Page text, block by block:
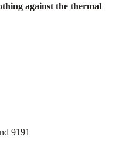
against the thermal
9191